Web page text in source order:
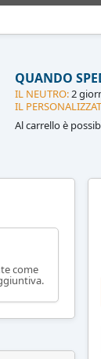
QUANDO
IL NEUTRO:2
IL
Al carrello è
come